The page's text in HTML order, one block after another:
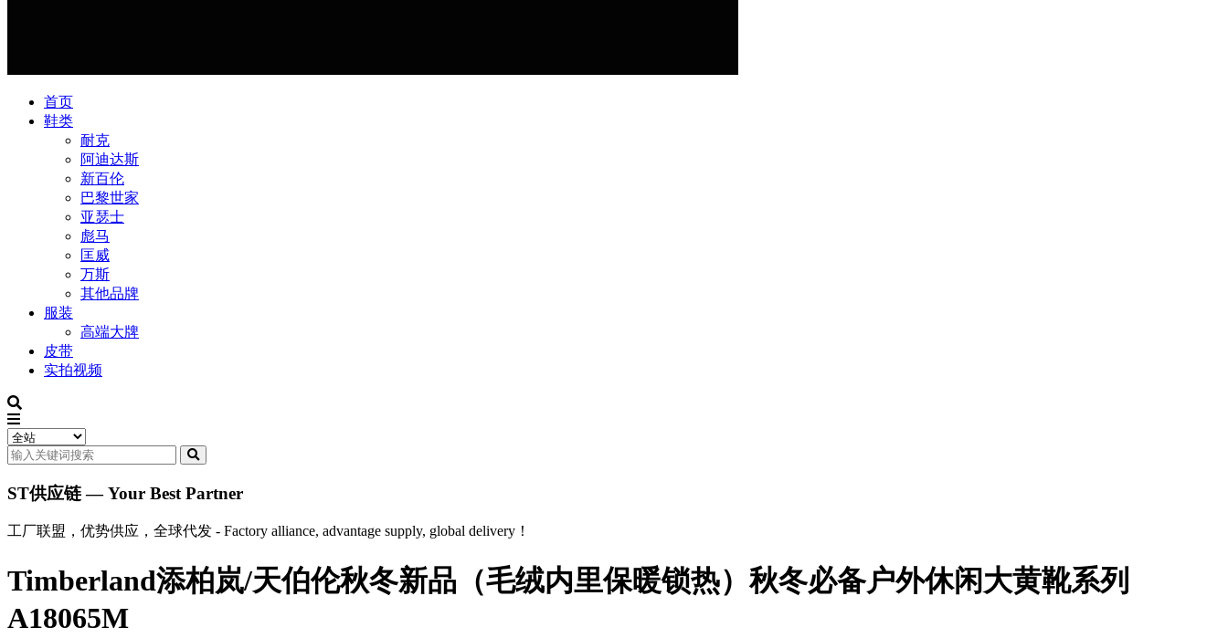
首页
鞋类
耐克
阿迪达斯
新百伦
巴黎世家
亚瑟士
彪马
匡威
万斯
其他品牌
服装
高端大牌
皮带
实拍视频
ST供应链 — Your Best Partner
工厂联盟，优势供应，全球代发 - Factory alliance, advantage supply, global delivery！
Timberland添柏岚/天伯伦秋冬新品（毛绒内里保暖锁热）秋冬必备户外休闲大黄靴系列
A18065M